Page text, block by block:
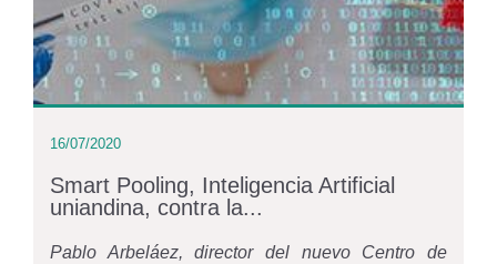
16/07/2020
Smart Pooling, Inteligencia Artificial
uniandina, contra la...
Pablo Arbeláez, director del nuevo Centro de